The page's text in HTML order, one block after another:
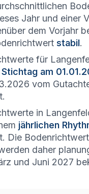
Jahr und einer
dem Vorjahr
stabil.
für
Stichtag am
vom
in
jährlichen
Die
daher
und Juni 2027